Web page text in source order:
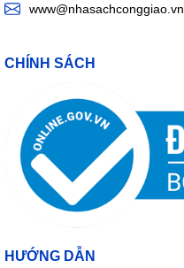
www@nhasachconggiao.vn
CHÍNH SÁCH
HƯỚNG DẪN